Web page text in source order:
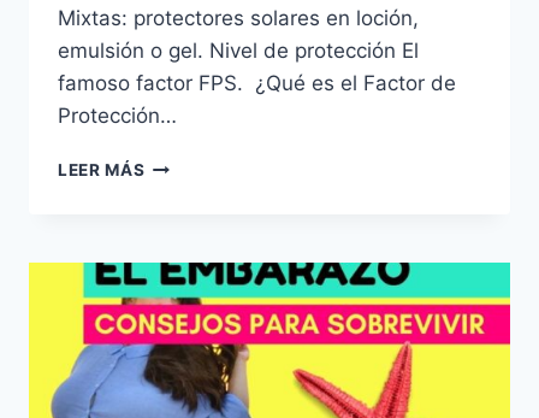
Mixtas: protectores solares en loción,
emulsión o gel. Nivel de protección El
famoso factor FPS. ¿Qué es el Factor de
Protección…
LEER MÁS ¿CÓMO
PROTECTOR
SOLAR
PARA
EL
EMBARAZO?